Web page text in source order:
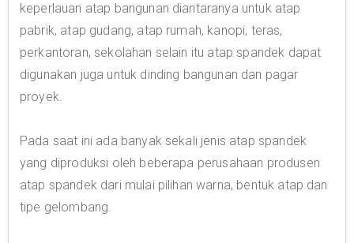
keperlauan atap bangunan diantaranya untuk atap
pabrik, atap gudang, atap rumah, kanopi, teras,
perkantoran, sekolahan selain itu atap spandek dapat
digunakan juga untuk dinding bangunan dan pagar
proyek.
Pada saat ini ada banyak sekali jenis atap spandek
yang diproduksi oleh beberapa perusahaan produsen
atap spandek dari mulai pilihan warna, bentuk atap dan
tipe gelombang.